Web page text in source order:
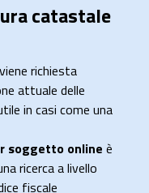
catastale
viene richiesta
attuale delle
in casi come una
soggetto online è
ricerca a livello
fiscale